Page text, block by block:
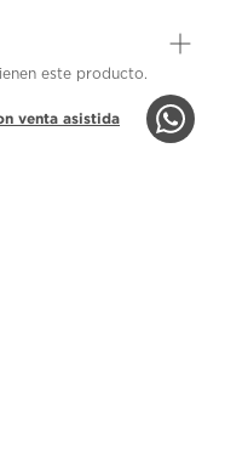
este producto.
venta asistida